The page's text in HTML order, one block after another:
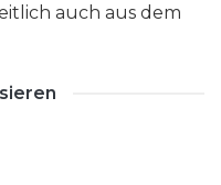
auch aus dem